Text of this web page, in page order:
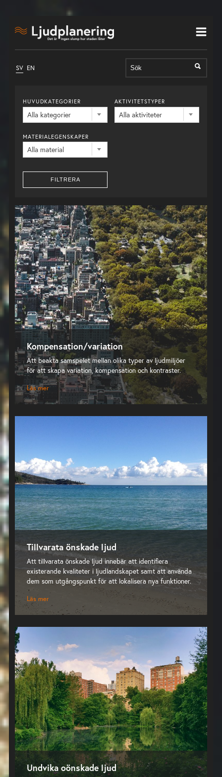
SV EN
efter:
HUVUDKATEGORIER
Alla kategorier
AKTIVITETSTYPER
Alla aktiviteter
MATERIALEGENSKAPER
Alla material
FILTRERA
Kompensation/variation
Att beakta samspelet mellan olika typer av ljudmiljöer
för att skapa variation, kompensation och kontraster.
Läs mer
Tillvarata önskade ljud
Att tillvarata önskade ljud innebär att identifiera
existerande kvaliteter i ljudlandskapet samt att använda
dem som utgångspunkt för att lokalisera nya funktioner.
Läs mer
Undvika oönskade ljud